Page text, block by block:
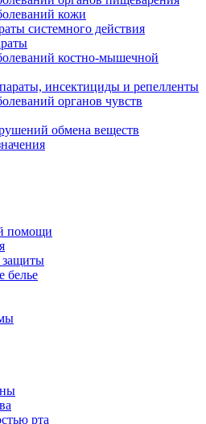
кожи
системного действия
костно-мышечной
инсектициды и репелленты
органов чувств
обмена веществ
помощи
защиты
белье
рта